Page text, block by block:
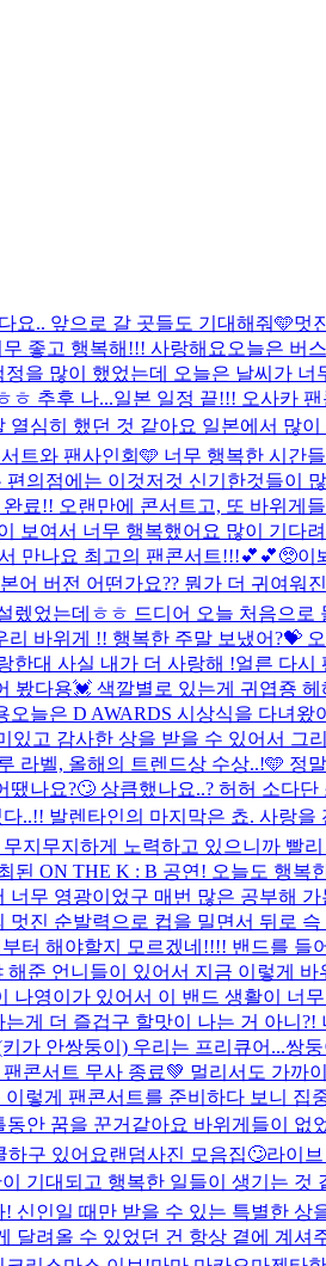
요.. 앞으로 갈 곳들도 기대해줘🩵멋
좋고 행복해!!! 사랑해요 오늘은 버
을 많이 했었는데 오늘은 날씨가
ㅎ 추후 나...일본 일정 끝!!! 오사카
심히 했던 것 같아요 일본에서 많
트와 팬사인회🩵 너무 행복한 시간
의점에는 이것저것 신기한것들이
료!! 오랜만에 콘서트고, 또 바위게
여서 너무 행복했어요 많이 기다
만나요 최고의 팬콘서트!!!💕💕🥺이
어 버전 어떤가요?? 뭔가 더 귀여워
었는데ㅎㅎ 드디어 오늘 처음으
리 바위게 !! 행복한 주말 보냈어?💝
한대 사실 내가 더 사랑해 !얼른 다시
봤다용💓 색깔별로 있는게 귀엽죵
오늘은 D AWARDS 시상식을 다녀
고 감사한 상을 받을 수 있어서 그
라벨, 올해의 트렌드상 수상..!🩵 정
나요?🙄 상큼했나요..? 허허 소다
..!! 발렌타인의 마지막은 쵸. 사랑
지무지하게 노력하고 있으니까 빨
된 ON THE K : B 공연! 오늘도 행복
무 영광이었구 매번 많은 공부해
진 순발력으로 컵을 밀면서 뒤로
터 해야할지 모르겠네!!!! 밴드를 들
준 언니들이 있어서 지금 이렇게
영이가 있어서 이 밴드 생활이 너
게 더 즐겁구 할맛이 나는 거 아니
안쌍둥이) 우리는 프리큐어...쌍
팬콘서트 무사 종료💚 멀리서도 가
렇게 팬콘서트를 준비하다 보니 집
안 꿈을 꾼거같아요 바위게들이
하구 있어요랜덤사진 모음집🙄라이
기대되고 행복한 일들이 생기는 것
신인일 때만 받을 수 있는 특별한 상
려올 수 있었던 건 항상 곁에 계셔